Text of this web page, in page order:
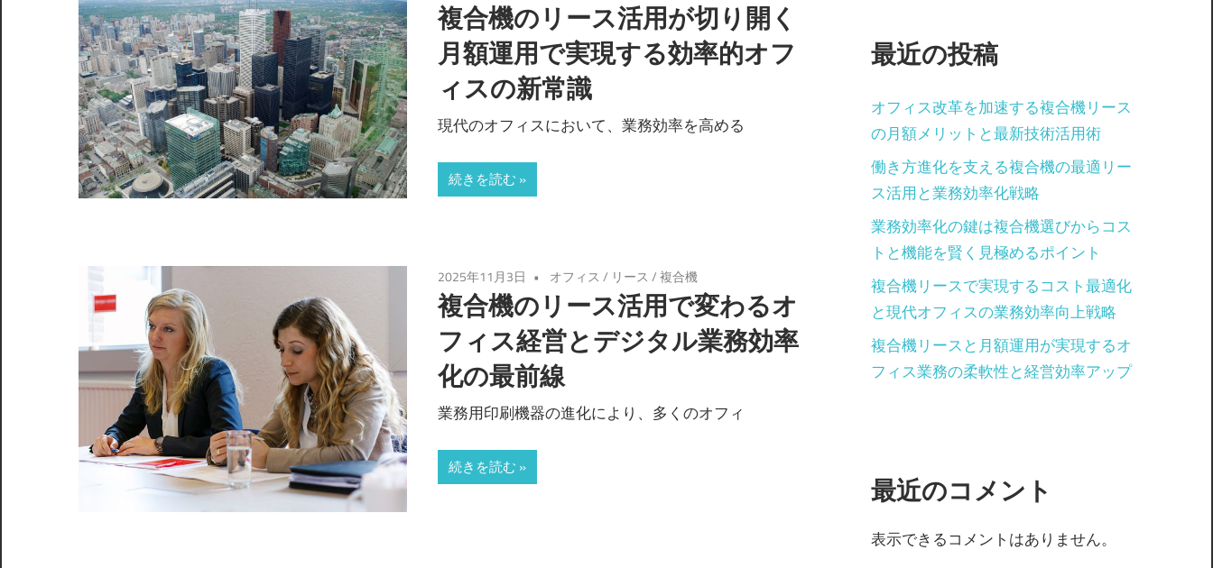
複合機のリース活用が切り開く
月額運用で実現する効率的オフ
ィスの新常識
現代のオフィスにおいて、業務効率を高める
続きを読む
2025年11月3日 オフィス / リース /複合機
複合機のリース活用で変わるオ
フィス経営とデジタル業務効率
化の最前線
業務用印刷機器の進化により、多くのオフィ
続きを読む
最近の投稿
オフィス改革を加速する複合機リース
の月額メリットと最新技術活用術
働き方進化を支える複合機の最適リー
ス活用と業務効率化戦略
業務効率化の鍵は複合機選びからコス
トと機能を賢く見極めるポイント
複合機リースで実現するコスト最適化
と現代オフィスの業務効率向上戦略
複合機リースと月額運用が実現するオ
フィス業務の柔軟性と経営効率アップ
最近のコメント
表示できるコメントはありません。